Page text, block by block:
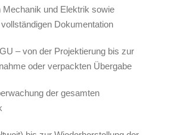
Mechanik und Elektrik sowie
Dokumentation
– von der Projektierung bis zur
oder verpackten Übergabe
der gesamten